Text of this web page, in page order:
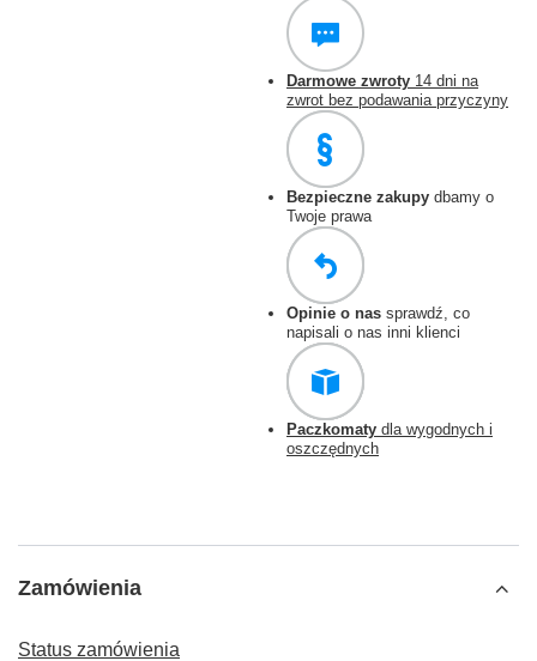
Darmowe zwroty 14 dni na
zwrot bez podawania przyczyny
Bezpieczne zakupy dbamy o
Twoje prawa
Opinie o nas sprawdź, co
napisali o nas inni klienci
Paczkomaty dla wygodnych i
oszczędnych
Zamówienia
Status zamówienia